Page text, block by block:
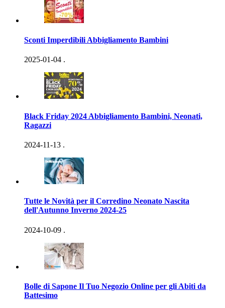
Sconti Imperdibili Abbigliamento Bambini
2025-01-04 .
Black Friday 2024 Abbigliamento Bambini, Neonati,
Ragazzi
2024-11-13 .
Tutte le Novità per il Corredino Neonato Nascita
dell'Autunno Inverno 2024-25
2024-10-09 .
Bolle di Sapone Il Tuo Negozio Online per gli Abiti da
Battesimo